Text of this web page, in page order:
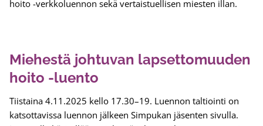
hoito -verkkoluennon sekä vertaistuellisen miesten illan.
Miehestä johtuvan lapsettomuuden
hoito -luento
Tiistaina 4.11.2025 kello 17.30–19. Luennon taltiointi on
katsottavissa luennon jälkeen Simpukan jäsenten sivulla.